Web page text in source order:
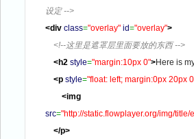
设定 -->
<div class="overlay" id="overlay">
<!--这里是遮罩层里面要放的东西 -->
<h2 style="margin:10px 0">Here is
<p style="float: left; margin:0px 20px
<img
src="http://static.flowplayer.org/img/title/
</p>